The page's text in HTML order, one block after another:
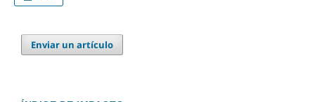
Enviar un artículo